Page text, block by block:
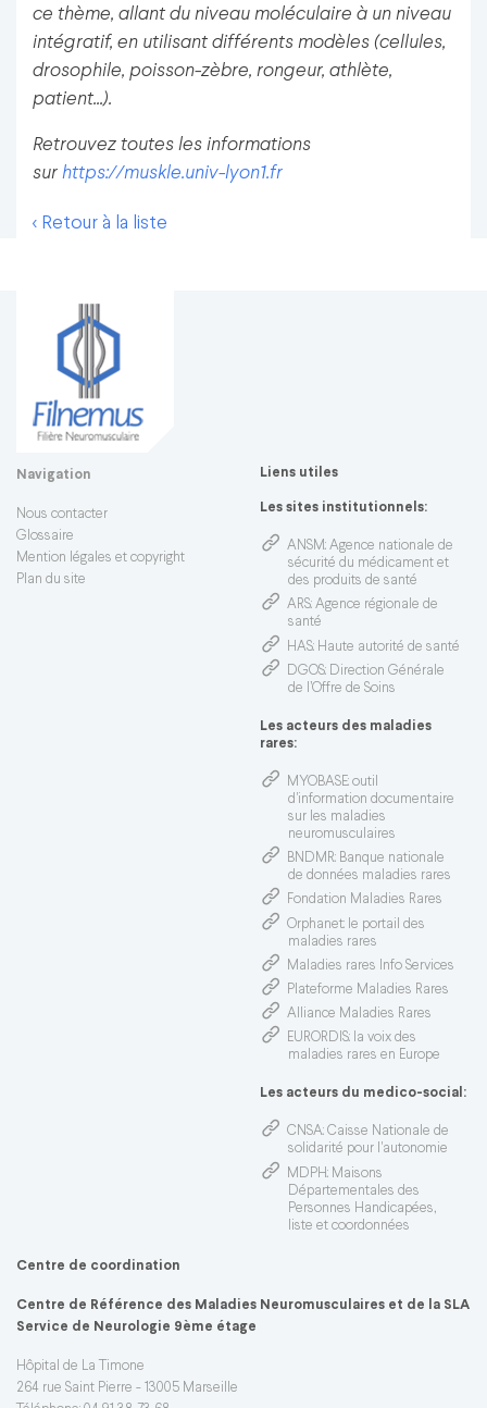
ce thème, allant du niveau moléculaire à un niveau
intégratif, en utilisant différents modèles (cellules,
drosophile, poisson-zèbre, rongeur, athlète,
patient...).
Retrouvez toutes les informations
sur https://muskle.univ-lyon1.fr
< Retour à la liste
Navigation
Nous contacter
Glossaire
Mention légales et copyright
Plan du site
Liens utiles
Les sites institutionnels:
ANSM: Agence nationale de
sécurité du médicament et
des produits de santé
ARS: Agence régionale de
santé
HAS: Haute autorité de santé
DGOS: Direction Générale
de l’Offre de Soins
Les acteurs des maladies
rares:
MYOBASE: outil
d'information documentaire
sur les maladies
neuromusculaires
BNDMR: Banque nationale
de données maladies rares
Fondation Maladies Rares
Orphanet: le portail des
maladies rares
Maladies rares Info Services
Plateforme Maladies Rares
Alliance Maladies Rares
EURORDIS: la voix des
maladies rares en Europe
Les acteurs du medico-social:
CNSA: Caisse Nationale de
solidarité pour l'autonomie
MDPH: Maisons
Départementales des
Personnes Handicapées,
liste et coordonnées
Centre de coordination
Centre de Référence des Maladies Neuromusculaires et de la SLA
Service de Neurologie 9ème étage
Hôpital de La Timone
264 rue Saint Pierre - 13005 Marseille